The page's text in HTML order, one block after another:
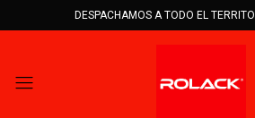
DESPACHAMOS A TODO EL